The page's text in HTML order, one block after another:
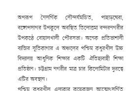
অপরূপ নৈসর্গিক সৌন্দর্যমন্ডিত, পাহাড়ঘেরা,
বঙ্গোপসাগর উপকূলে অবস্থিত তিলোত্তমা বন্দরনগরীর
উপকণ্ঠে বোয়ালখালী পৌরসভা। অনেক প্রতিভাশালী
ব্যক্তির সূতিকাগার এ অঞ্চলের পশ্চিম কধুরখীল উচ্চ
বিদ্যালয় আধুনিক শিক্ষার একটি ঐতিহ্যবাহী শিক্ষা
প্রতিষ্ঠান। চট্টগ্রাম নগরীর মাত্র চার কিলোমিটার দুরত্বে
এটির অবস্থান।